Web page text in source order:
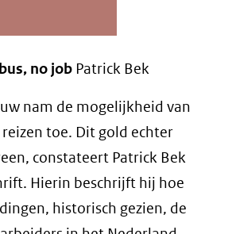
no job Patrick Bek
nam de mogelijkheid van
toe. Dit gold echter
constateert Patrick Bek
Hierin beschrijft hij hoe
historisch gezien, de